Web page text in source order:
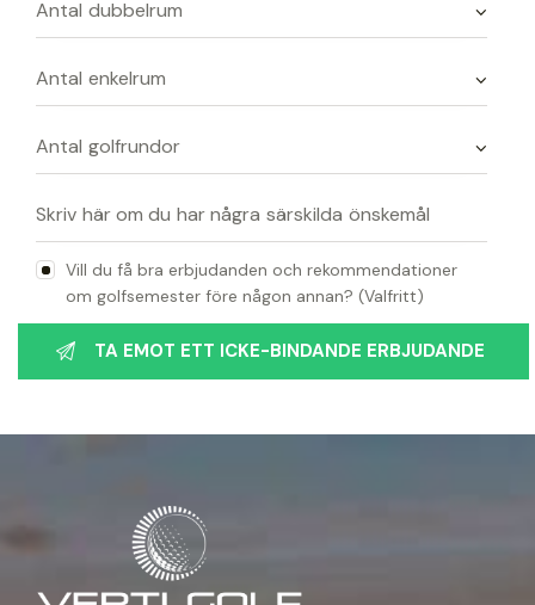
Vill du få bra erbjudanden och rekommendationer
om golfsemester före någon annan? (Valfritt)